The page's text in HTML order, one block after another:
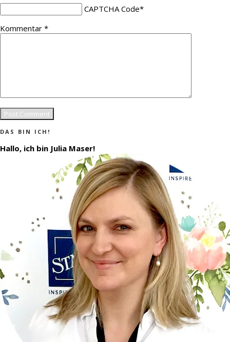
CAPTCHA Code*
Kommentar *
DAS BIN ICH!
Hallo, ich bin Julia Maser!